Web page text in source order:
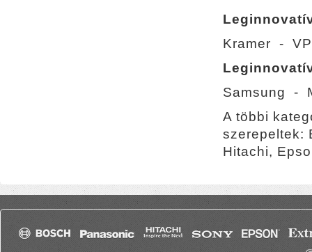
Kramer -
Samsung -
A többi
szerepeltek:
Hitachi,